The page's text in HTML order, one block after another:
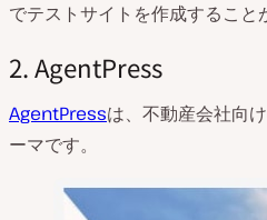
でテストサイトを作成すること
2. AgentPress
AgentPressは、不動産会社向
ーマです。